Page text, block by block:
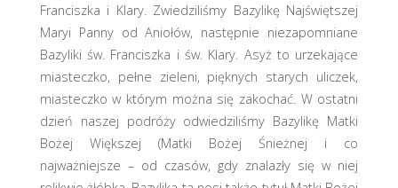
Franciszka i Klary. Zwiedziliśmy Bazylikę Najświętszej
Maryi Panny od Aniołów, następnie niezapomniane
Bazyliki św. Franciszka i św. Klary. Asyż to urzekające
miasteczko, pełne zieleni, pięknych starych uliczek,
miasteczko w którym można się zakochać. W ostatni
dzień naszej podróży odwiedziliśmy Bazylikę Matki
Bożej Większej (Matki Bożej Śnieżnej i co
najważniejsze – od czasów, gdy znalazły się w niej